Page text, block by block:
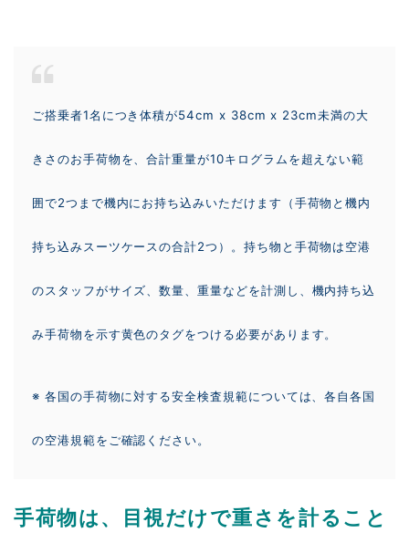
ご搭乗者1名につき体積が54cm x 38cm x 23cm未満の大
きさのお手荷物を、合計重量が10キログラムを超えない範
囲で2つまで機内にお持ち込みいただけます（手荷物と機内
持ち込みスーツケースの合計2つ）。持ち物と手荷物は空港
のスタッフがサイズ、数量、重量などを計測し、機内持ち込
み手荷物を示す黄色のタグをつける必要があります。
※ 各国の手荷物に対する安全検査規範については、各自各国
の空港規範をご確認ください。
手荷物は、目視だけで重さを計ること